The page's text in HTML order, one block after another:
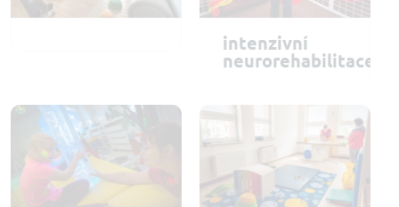
intenzivní
neurorehabilitace